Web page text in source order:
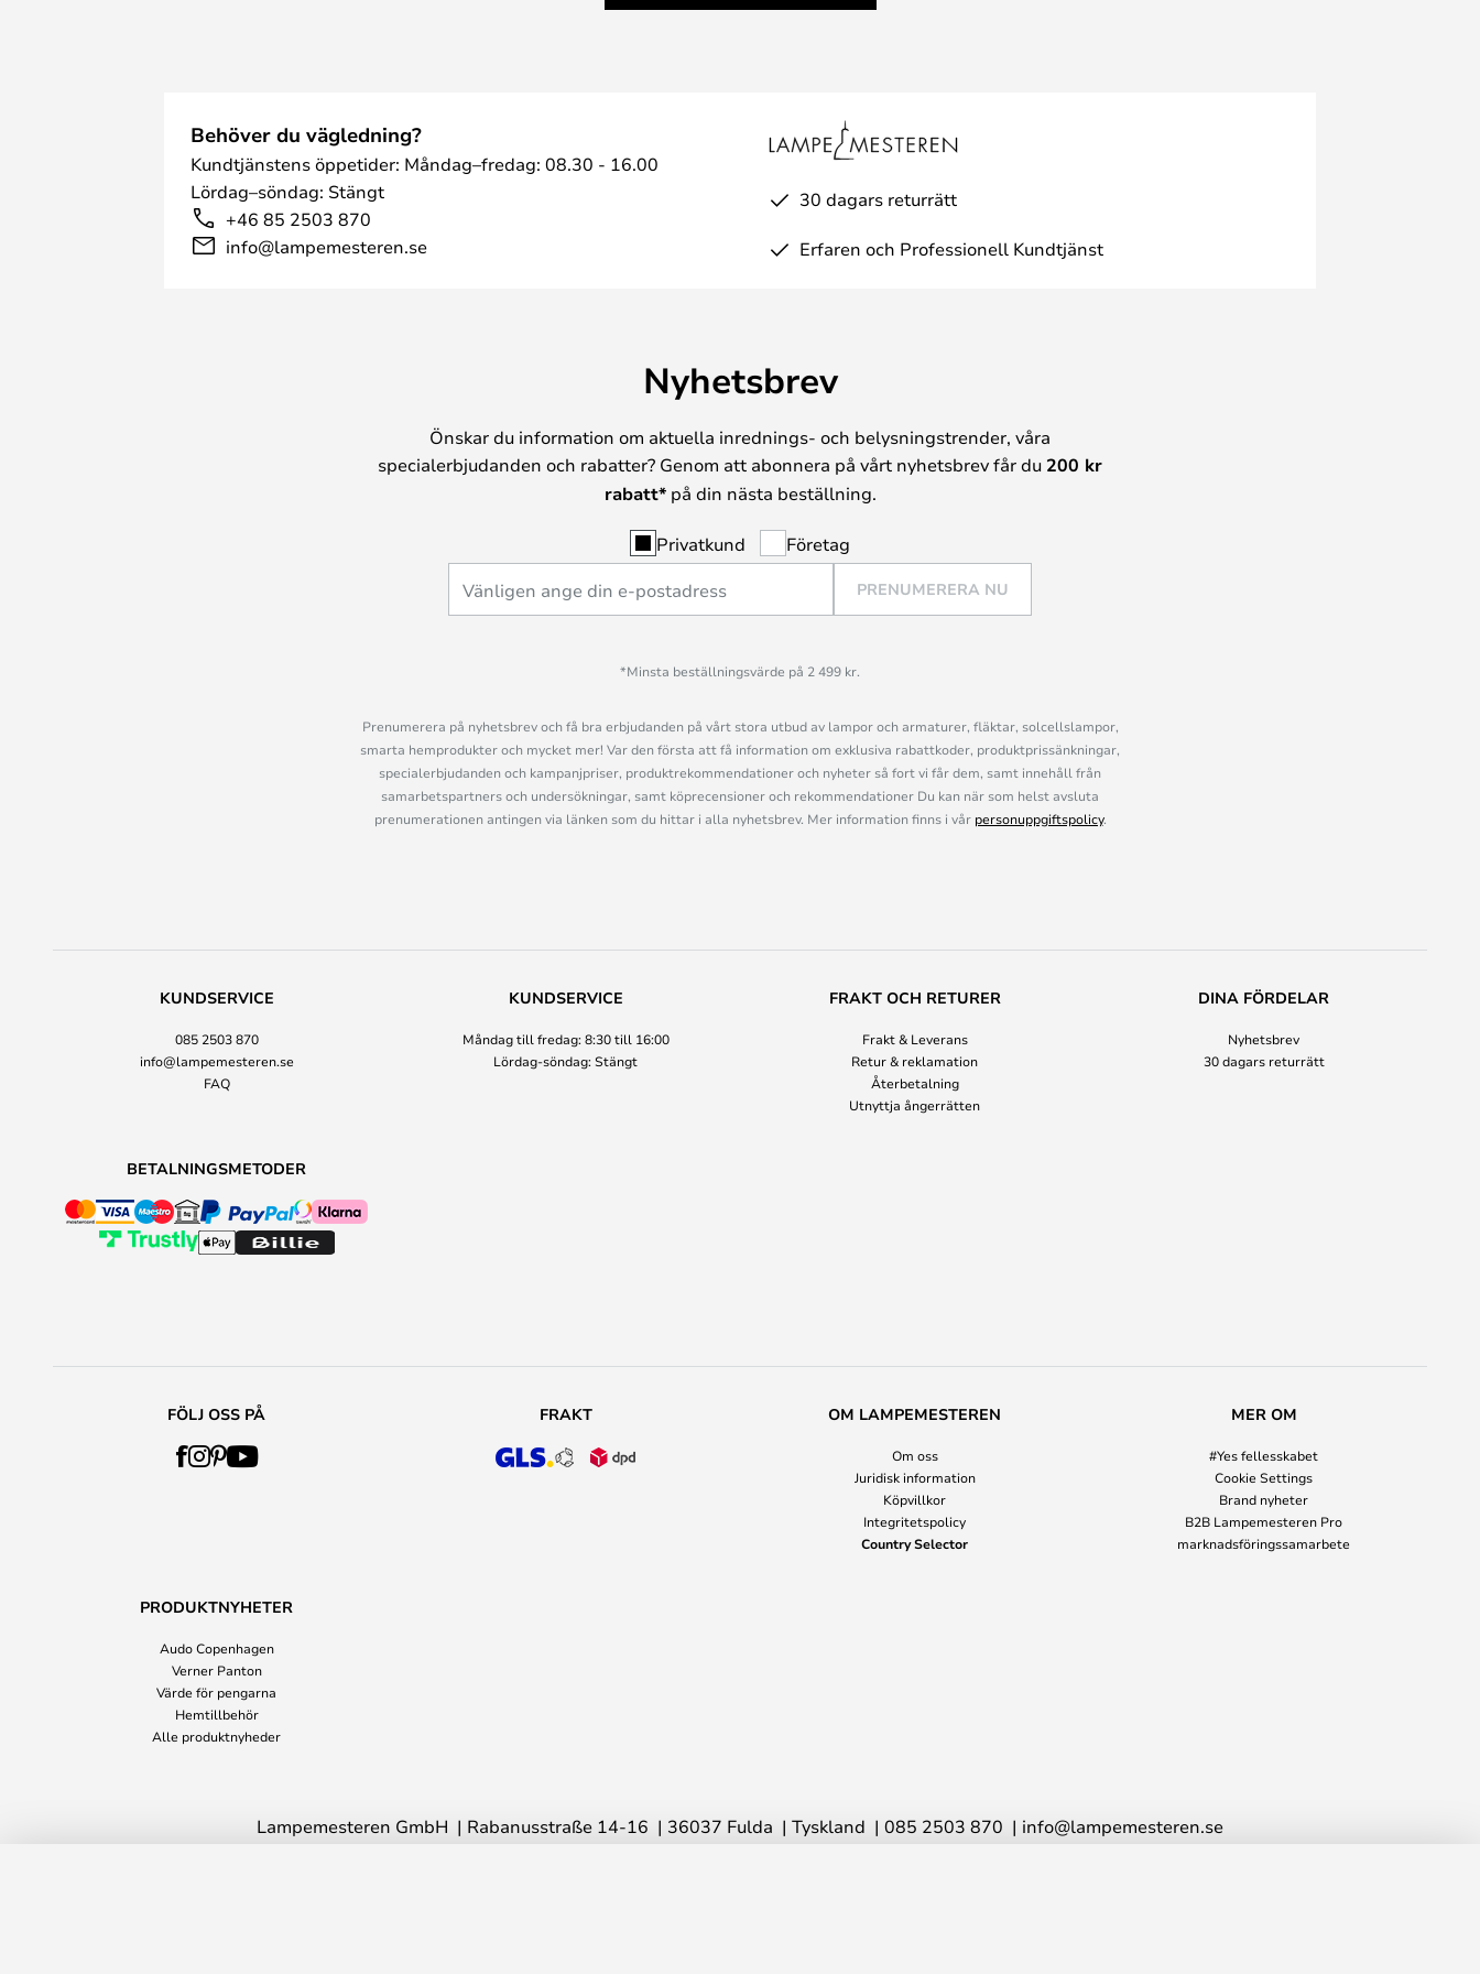
Behöver du vägledning?
Kundtjänstens öppetider: Måndag–fredag: 08.30 - 16.00
Lördag–söndag: Stängt
+46 85 2503 870
info@lampemesteren.se
30 dagars returrätt
Erfaren och Professionell Kundtjänst
Nyhetsbrev
Önskar du information om aktuella inrednings- och belysningstrender, våra
specialerbjudanden och rabatter? Genom att abonnera på vårt nyhetsbrev får du 200 kr
rabatt*på din nästa beställning.
Privatkund Företag
PRENUMERERA NU
*Minsta beställningsvärde på 2 499 kr.
Prenumerera på nyhetsbrev och få bra erbjudanden på vårt stora utbud av lampor och armaturer, fläktar, solcellslampor,
smarta hemprodukter och mycket mer! Var den första att få information om exklusiva rabattkoder, produktprissänkningar,
specialerbjudanden och kampanjpriser, produktrekommendationer och nyheter så fort vi får dem, samt innehåll från
samarbetspartners och undersökningar, samt köprecensioner och rekommendationer Du kan när som helst avsluta
prenumerationen antingen via länken som du hittar i alla nyhetsbrev. Mer information finns i vår personuppgiftspolicy.
KUNDSERVICE
085 2503 870
info@lampemesteren.se
FAQ
KUNDSERVICE
Måndag till fredag: 8:30 till 16:00
Lördag-söndag: Stängt
FRAKT OCH RETURER
Frakt & Leverans
Retur & reklamation
Återbetalning
Utnyttja ångerrätten
DINA FÖRDELAR
Nyhetsbrev
30 dagars returrätt
BETALNINGSMETODER
FÖLJ OSS PÅ FRAKT OM LAMPEMESTEREN
Om oss
Juridisk information
Köpvillkor
Integritetspolicy
Country Selector
MER OM
#Yes fellesskabet
Cookie Settings
Brand nyheter
B2B Lampemesteren Pro
marknadsföringssamarbete
PRODUKTNYHETER
Audo Copenhagen
Verner Panton
Värde för pengarna
Hemtillbehör
Alle produktnyheder
Lampemesteren GmbH Rabanusstraße 14-16 36037 Fulda Tyskland 085 2503 870 info@lampemesteren.se